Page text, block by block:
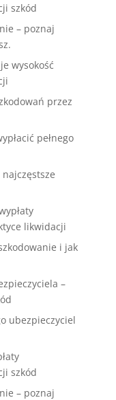
szkód
– poznaj
wysokość
przez
pełnego
likwidacji
i jak
–
ubezpieczyciel
szkód
– poznaj